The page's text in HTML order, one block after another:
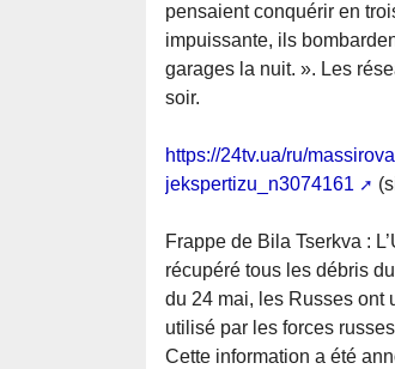
pensaient conquérir en
impuissante, ils
garages la nuit. ». Les
soir.
https://24tv.ua/ru/
jekspertizu_n3074161
Frappe de Bila Tserkva :
récupéré tous les débris
du 24 mai, les Russes ont
utilisé par les forces
Cette information a été